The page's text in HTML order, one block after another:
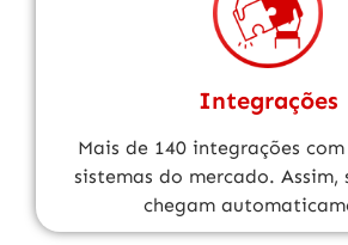
Integrações
Mais de 140 integrações com
sistemas do mercado. Assim,
chegam